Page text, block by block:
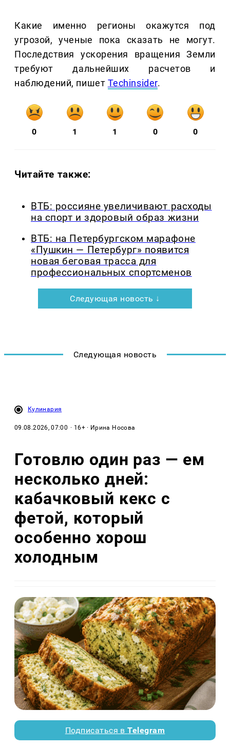
Какие именно регионы окажутся под
угрозой, ученые пока сказать не могут.
Последствия ускорения вращения Земли
требуют дальнейших расчетов и
наблюдений, пишет Techinsider.
0 1 1 0 0
Читайте также:
ВТБ: россияне увеличивают расходы
на спорт и здоровый образ жизни
ВТБ: на Петербургском марафоне
«Пушкин — Петербург» появится
новая беговая трасса для
профессиональных спортсменов
Следующая новость ↓
Следующая новость
Кулинария
09.08.2026, 07:00 · 16+ · Ирина Носова
Готовлю один раз — ем
несколько дней:
кабачковый кекс с
фетой, который
особенно хорош
холодным
Подписаться вTelegram